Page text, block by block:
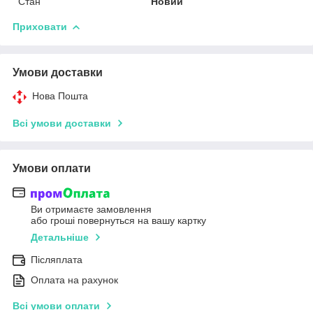
Приховати
Умови доставки
Нова Пошта
Всі умови доставки
Умови оплати
Ви отримаєте замовлення
або гроші повернуться на вашу картку
Детальніше
Післяплата
Оплата на рахунок
Всі умови оплати